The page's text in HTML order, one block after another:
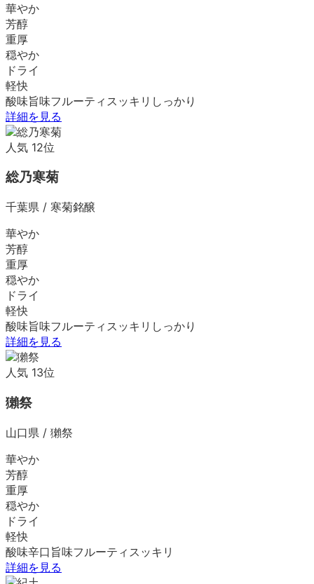
華やか
芳醇
重厚
穏やか
ドライ
軽快
酸味旨味フルーティ スッキリ しっかり
詳細を見る
人気 12位
総乃寒菊
千葉県 / 寒菊銘醸
華やか
芳醇
重厚
穏やか
ドライ
軽快
酸味旨味フルーティ スッキリ しっかり
詳細を見る
人気 13位
獺祭
山口県 / 獺祭
華やか
芳醇
重厚
穏やか
ドライ
軽快
酸味辛口 旨味フルーティ スッキリ
詳細を見る